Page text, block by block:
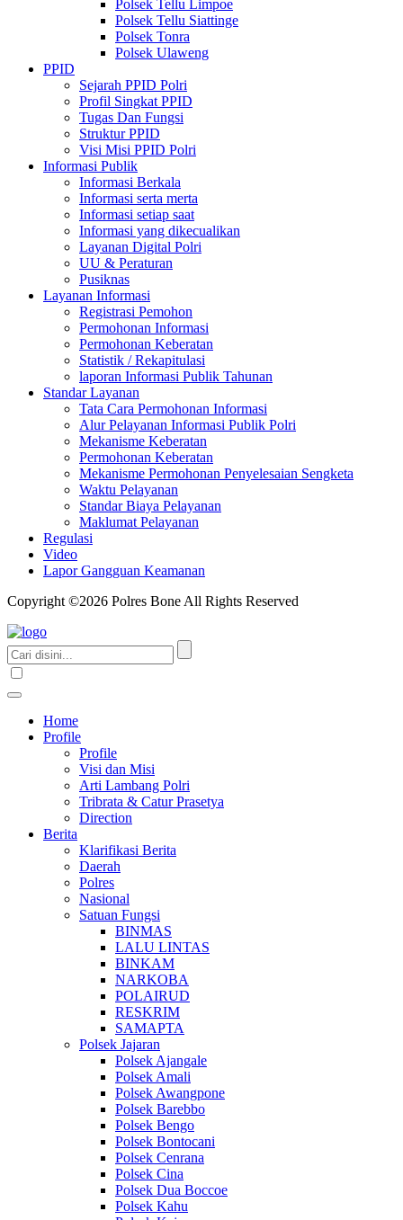
Polsek Tellu Limpoe
Polsek Tellu Siattinge
Polsek Tonra
Polsek Ulaweng
PPID
Sejarah PPID Polri
Profil Singkat PPID
Tugas Dan Fungsi
Struktur PPID
Visi Misi PPID Polri
Informasi Publik
Informasi Berkala
Informasi serta merta
Informasi setiap saat
Informasi yang dikecualikan
Layanan Digital Polri
UU & Peraturan
Pusiknas
Layanan Informasi
Registrasi Pemohon
Permohonan Informasi
Permohonan Keberatan
Statistik / Rekapitulasi
laporan Informasi Publik Tahunan
Standar Layanan
Tata Cara Permohonan Informasi
Alur Pelayanan Informasi Publik Polri
Mekanisme Keberatan
Permohonan Keberatan
Mekanisme Permohonan Penyelesaian Sengketa
Waktu Pelayanan
Standar Biaya Pelayanan
Maklumat Pelayanan
Regulasi
Video
Lapor Gangguan Keamanan
Copyright ©2026 Polres Bone All Rights Reserved
Home
Profile
Profile
Visi dan Misi
Arti Lambang Polri
Tribrata & Catur Prasetya
Direction
Berita
Klarifikasi Berita
Daerah
Polres
Nasional
Satuan Fungsi
BINMAS
LALU LINTAS
BINKAM
NARKOBA
POLAIRUD
RESKRIM
SAMAPTA
Polsek Jajaran
Polsek Ajangale
Polsek Amali
Polsek Awangpone
Polsek Barebbo
Polsek Bengo
Polsek Bontocani
Polsek Cenrana
Polsek Cina
Polsek Dua Boccoe
Polsek Kahu